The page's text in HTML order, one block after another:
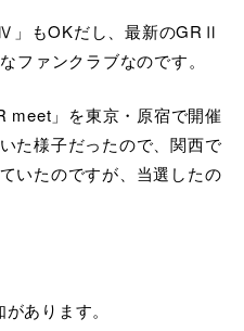
」もOKだし、最新のGRⅡ
ファンクラブなのです。
meet」を東京・原宿で開催
た様子だったので、関西で
いたのですが、当選したの
あります。